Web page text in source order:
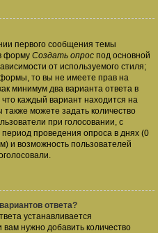
первого сообщения темы
форму Создать опрос под основной
от используемого стиля;
то вы не имеете прав на
минимум два варианта ответа в
каждый вариант находится на
также можете задать количество
при голосовании, с
проведения опроса в днях (0
и возможность пользователей
ответа?
устанавливается
нужно добавить количество